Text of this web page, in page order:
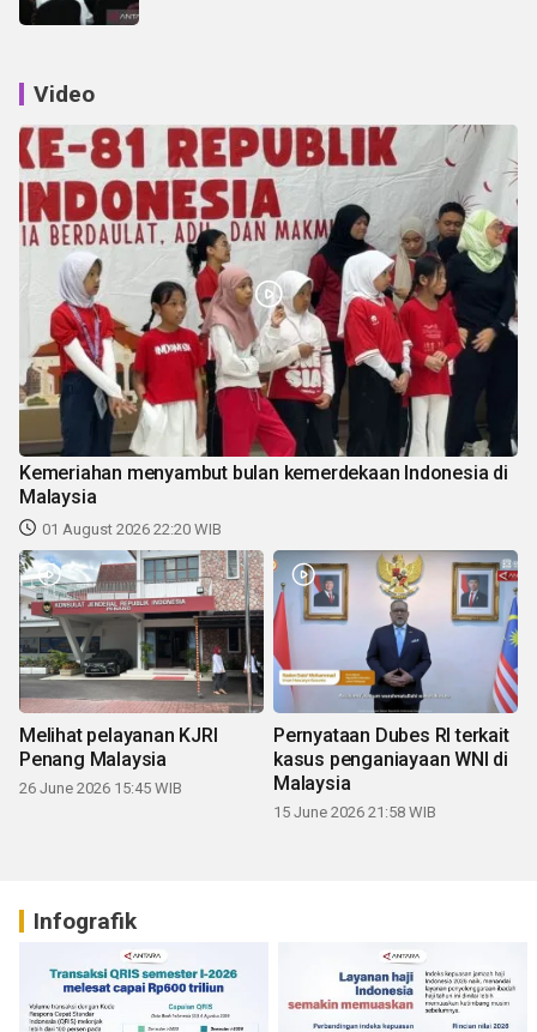
Video
Kemeriahan menyambut bulan kemerdekaan Indonesia di
Malaysia
01 August 2026 22:20 WIB
Melihat pelayanan KJRI
Penang Malaysia
26 June 2026 15:45 WIB
Pernyataan Dubes RI terkait
kasus penganiayaan WNI di
Malaysia
15 June 2026 21:58 WIB
Infografik